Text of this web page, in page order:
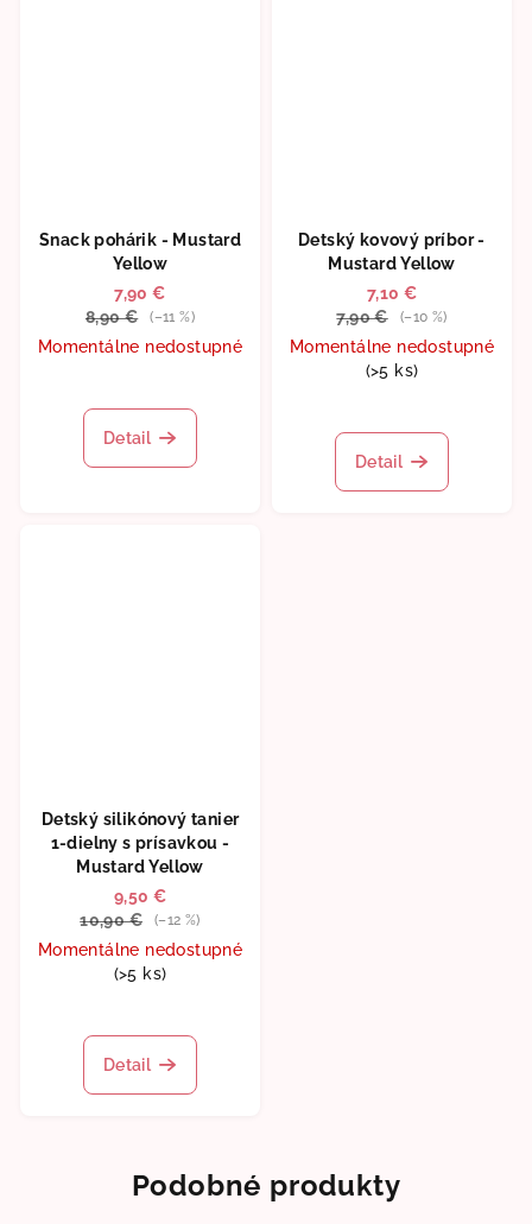
Snack pohárik - Mustard
Yellow
7,90 €
8,90 €
(–11 %)
Momentálne nedostupné
Detail
Detský kovový príbor -
Mustard Yellow
7,10 €
7,90 €
(–10 %)
Momentálne nedostupné
(>5 ks)
Detail
Detský silikónový tanier
1-dielny s prísavkou -
Mustard Yellow
9,50 €
10,90 €
(–12 %)
Momentálne nedostupné
(>5 ks)
Detail
Podobné produkty